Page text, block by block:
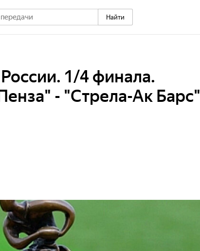
Найти
1/4 финала.
- "Стрела-Ак Барс"